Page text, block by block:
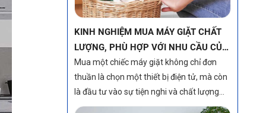
quyết định sáng suốt nhất!
CÓ KHOẢNG 5 - 9 TRIỆU NÊN MUA
MÁY GIẶT NÀO LÀ PHÙ HỢP NHẤT?
Với ngân sách từ 5 đến 9 triệu đồng, bạn
hoàn toàn có thể sở hữu một chiếc máy
giặt chất lượng, tích hợp nhiều công nghệ
hiện đại và đáp ứng tốt nhu cầu của đa số